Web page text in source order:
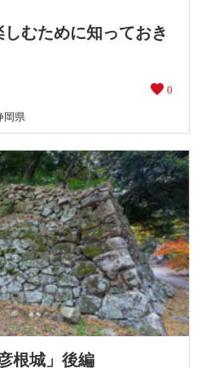
しむために知っておき
0
岡県
根城」後編